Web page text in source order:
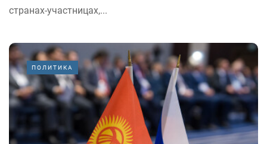
странах-участницах,...
ПОЛИТИКА